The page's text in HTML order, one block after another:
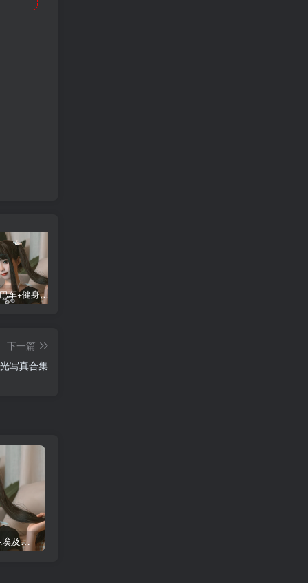
蠢沫沫 大巴车+健身环+埃及喵COS写真合集
下一篇
写真合集
蠢沫沫 大巴车+健身环+埃及喵COS写真合集